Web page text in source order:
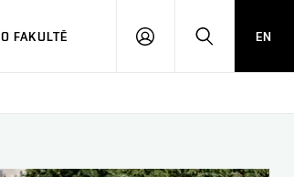
O FAKULTĚ
PŘIHLÁSITHLEDAT
EN